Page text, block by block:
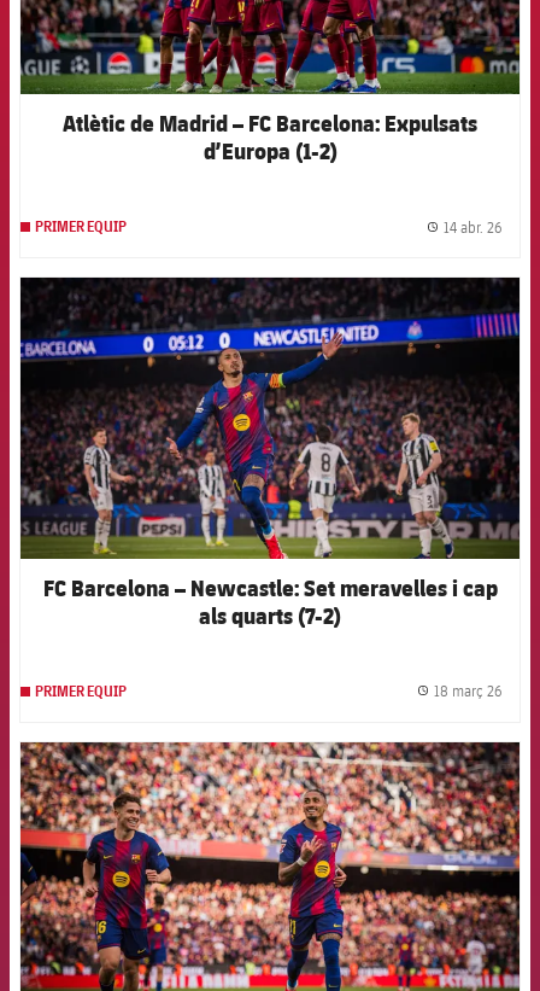
Atlètic de Madrid – FC Barcelona: Expulsats
d’Europa (1-2)
PRIMER EQUIP 14 abr. 26
FCB Barcelona badge
FC Barcelona – Newcastle: Set meravelles i cap
als quarts (7-2)
PRIMER EQUIP 18 març 26
FCB Barcelona badge